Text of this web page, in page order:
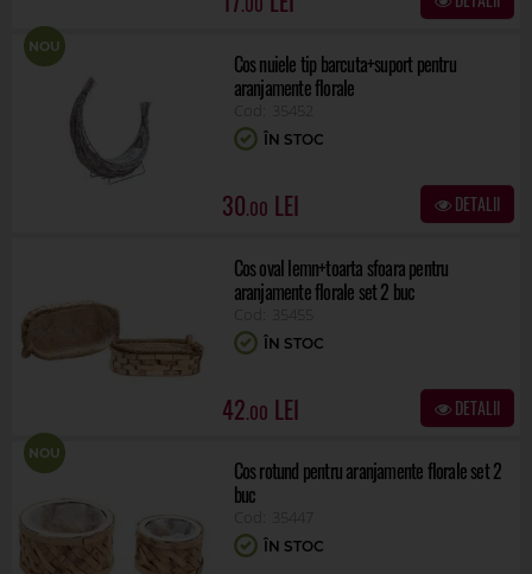
NOU
Cos nuiele tip barcuta+suport pentru
aranjamente florale
35452
ÎN STOC
30.00 DETALII
Cos oval lemn+toarta sfoara pentru
aranjamente florale set 2 buc
ÎN STOC
42.00 DETALII
NOU
Cos rotund pentru aranjamente florale set 2
buc
ÎN STOC